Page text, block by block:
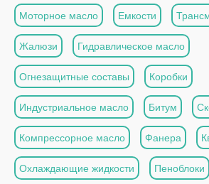
Моторное масло Емкости
Жалюзи Гидравлическое масло
Огнезащитные составы Коробки
Индустриальное масло Битум
Компрессорное масло Фанера
Охлаждающие жидкости Пеноблоки